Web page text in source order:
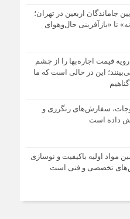
جاماندگان اربعین در تهران؛
تا «بازآفرینی حال‌وهوای
قیمت اجاره‌بها را از چشم
این در حالی است که ما
سفارش‌های رنگرزی و
داده است
مواد اولیه باکیفیت و نوسازی
تخصصی و فنی است